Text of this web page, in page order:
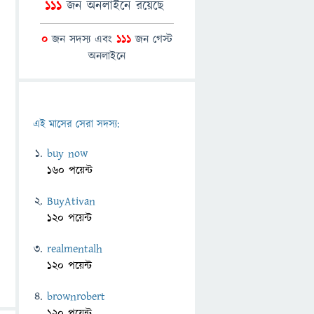
111জন অনলাইনে রয়েছে
0 জন সদস্য এবং 111 জন গেস্ট
অনলাইনে
এই মাসের সেরা সদস্য:
buy now
160 পয়েন্ট
BuyAtivan
120 পয়েন্ট
realmentalh
120 পয়েন্ট
brownrobert